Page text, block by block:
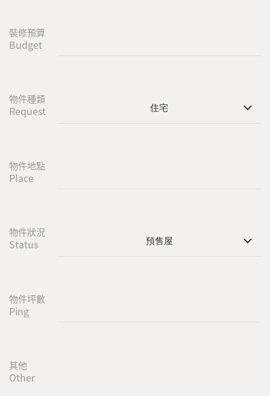
裝修預算
Budget
物件種類
Request 住宅
物件地點
Place
物件狀況
Status 預售屋
物件坪數
Ping
其他
Other